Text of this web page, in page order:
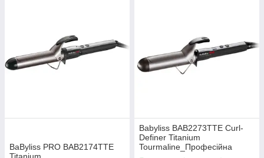
BaByliss PRO BAB2174TTE
Babyliss BAB2273TTE Curl-
Definer Titanium
Tourmaline_Професійна